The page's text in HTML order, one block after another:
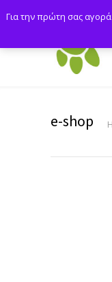
e-shop
Για την πρώτη σας